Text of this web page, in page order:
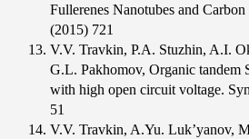
Fullerenes Nanotubes and
(2015) 721
V.V. Travkin, P.A. Stuzhin, A.I.
G.L. Pakhomov, Organic tandem
with high open circuit voltage.
51
V.V. Travki­­n, A.Yu. Luk’yanov,